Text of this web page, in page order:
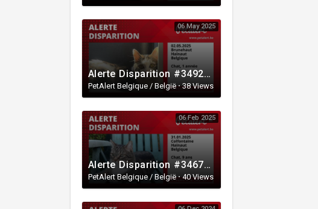
06 May 2025
Alerte Disparition #349210 Brunehaut / Hainaut / Belgique
PetAlert Belgique / België·38 Views
06 Feb 2025
Alerte Disparition #346767 Colfontaine / Hainaut / Belgique
PetAlert Belgique / België·40 Views